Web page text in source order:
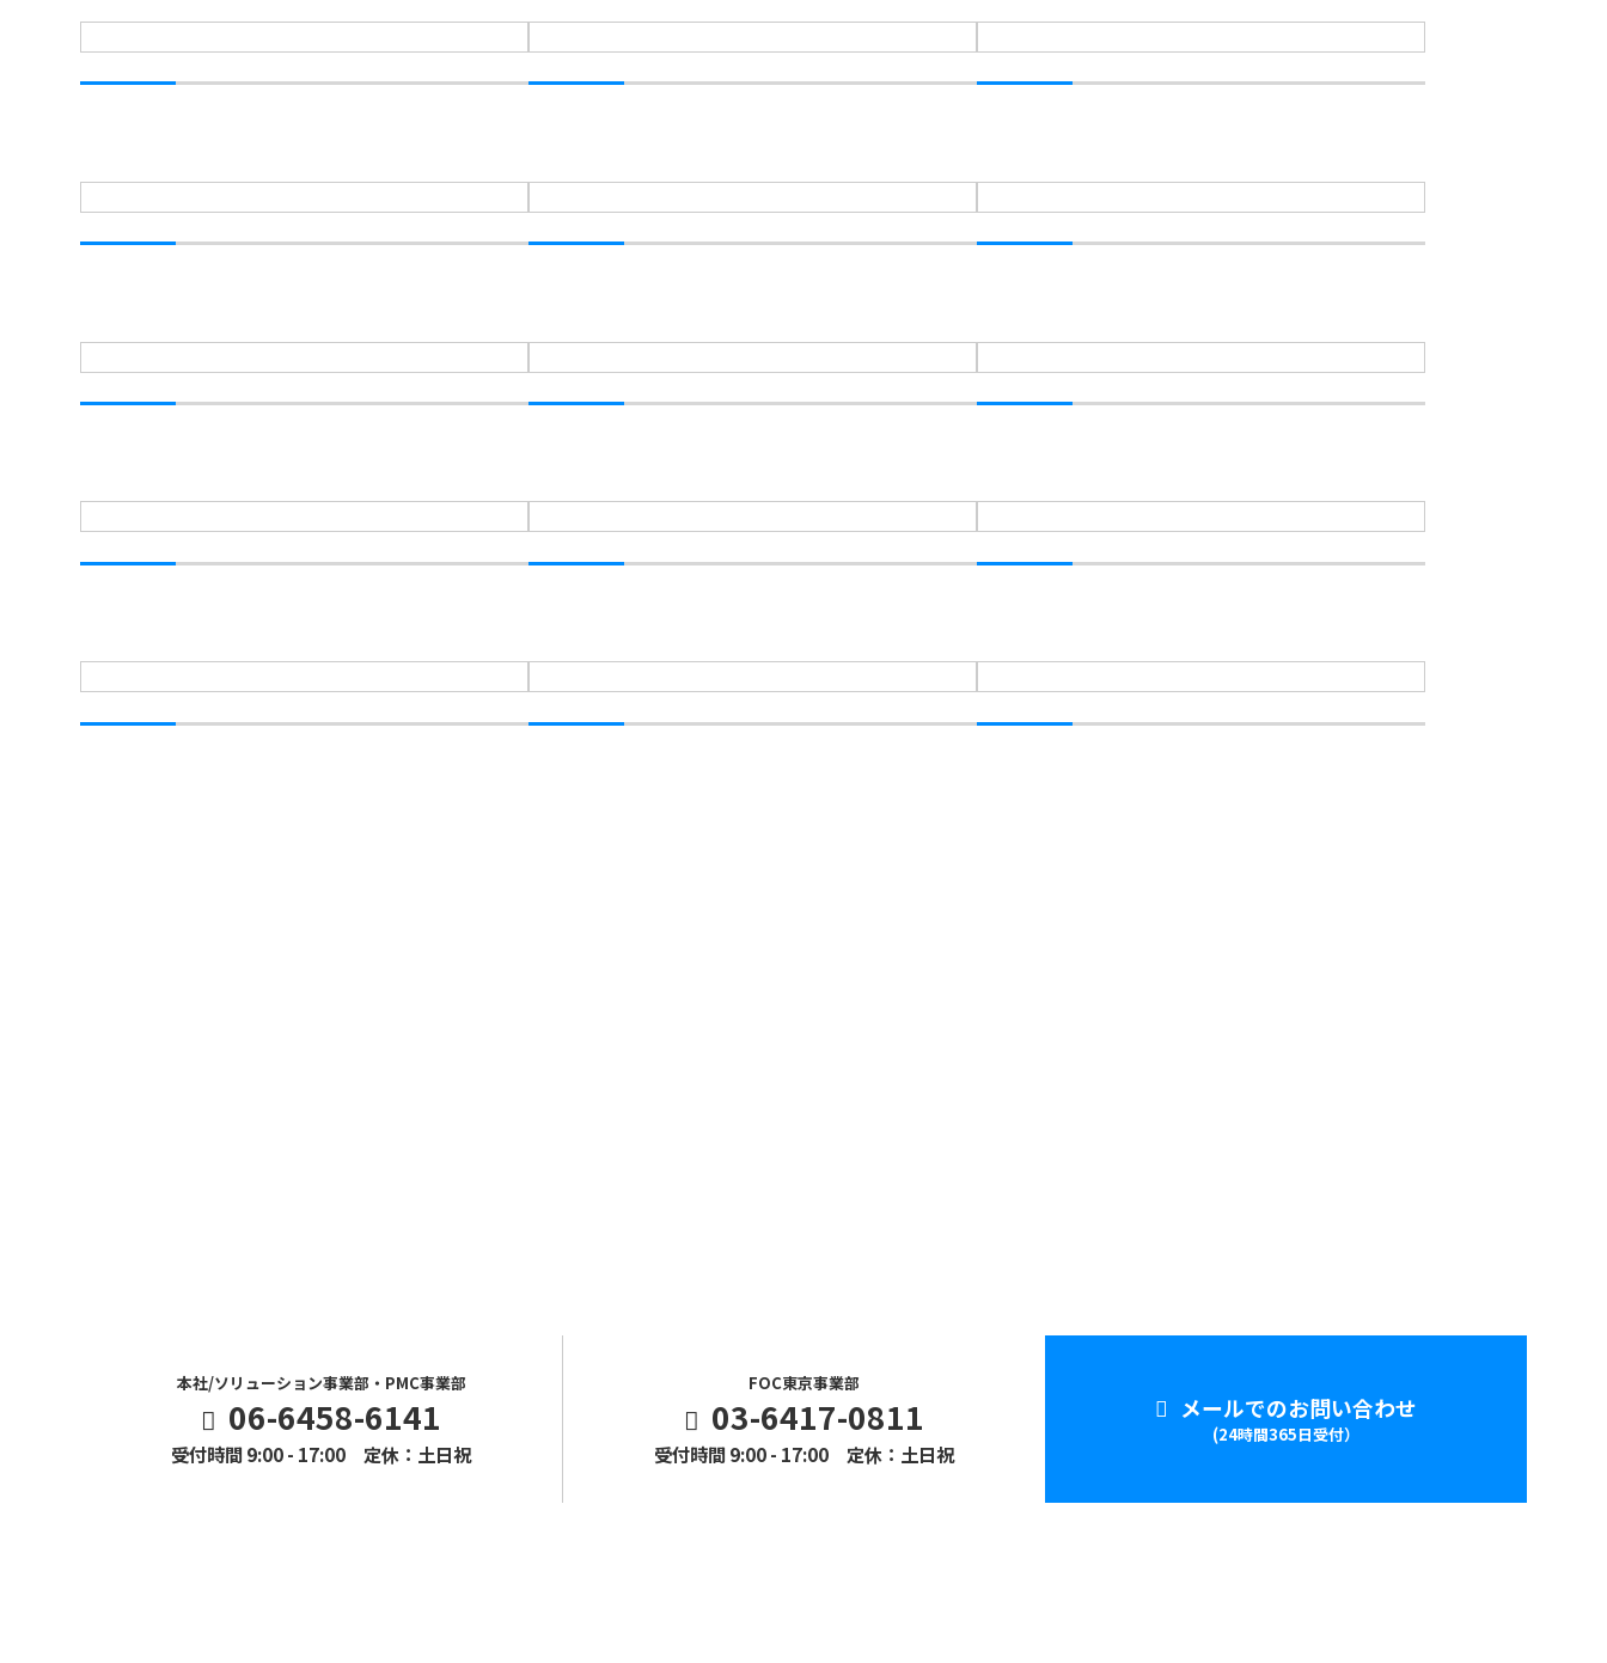
本社/ソリューション事業部・PMC事業部
06-6458-6141
受付時間 9:00 - 17:00 定休：土日祝
FOC東京事業部
03-6417-0811
受付時間 9:00 - 17:00 定休：土日祝
メールでのお問い合わせ
(24時間365日受付）